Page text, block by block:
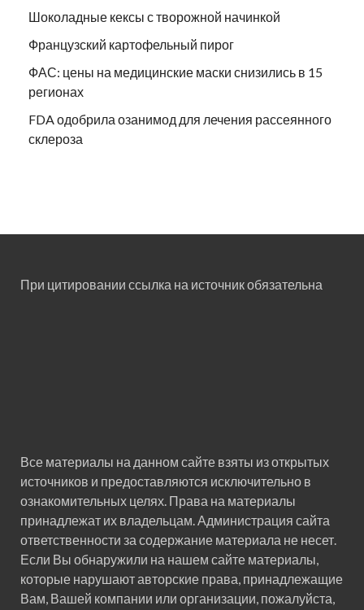
Шоколадные кексы с творожной начинкой
Французский картофельный пирог
ФАС: цены на медицинские маски снизились в 15
регионах
FDA одобрила озанимод для лечения рассеянного
склероза
При цитировании ссылка на источник обязательна
Все материалы на данном сайте взяты из открытых
источников и предоставляются исключительно в
ознакомительных целях. Права на материалы
принадлежат их владельцам. Администрация сайта
ответственности за содержание материала не несет.
Если Вы обнаружили на нашем сайте материалы,
которые нарушают авторские права, принадлежащие
Вам, Вашей компании или организации, пожалуйста,